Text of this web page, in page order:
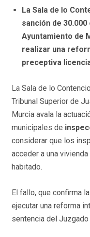
La Sala de lo
sanción de 30.000
Ayuntamiento de
realizar una
preceptiva
La Sala de lo
Tribunal Superior de
Murcia avala la
municipales de
considerar que los
acceder a una
habitado.
El fallo, que confirma la
ejecutar una reforma
sentencia del